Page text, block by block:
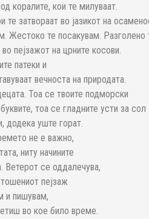
коралите, кои те милуваат.
те затвораат во јазикот на
Жестоко те посакувам. Разголено
пејзажот на црните косови.
патеки и
вечноста на природата.
Тоа се твоите подморски
тоа се гладните усти за сол
додека уште горат.
не е важно,
ниту начините
Ветерот се оддалечува,
пејзаж
и пишувам,
во кое било време.